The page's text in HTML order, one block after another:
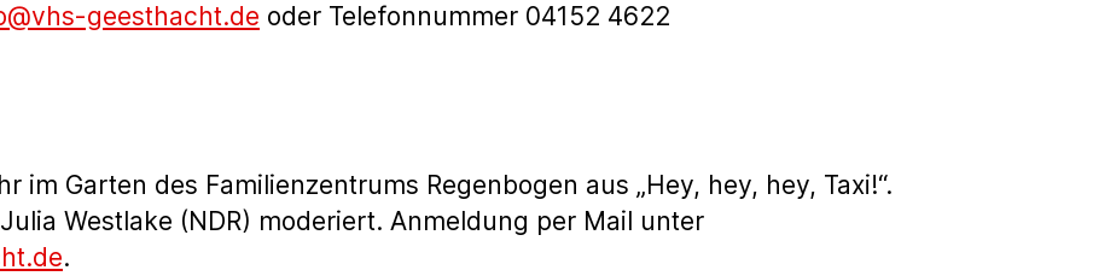
geesthacht.de oder Telefonnummer 04152 4622
im Garten des Familienzentrums Regenbogen aus „Hey, hey, hey, Taxi!“.
Westlake (NDR) moderiert. Anmeldung per Mail unter
.